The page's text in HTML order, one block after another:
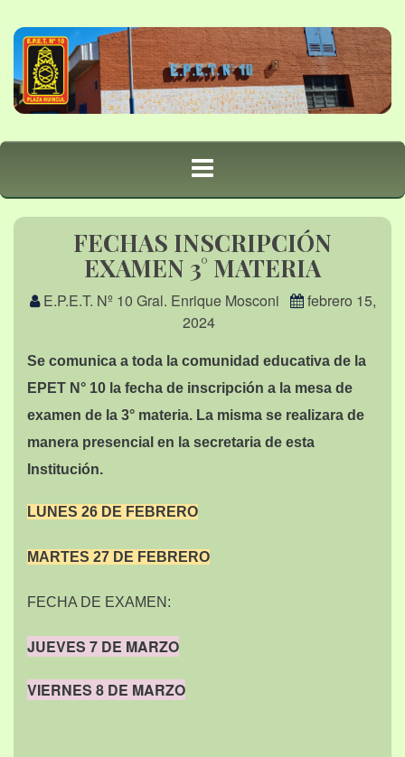
FECHAS INSCRIPCIÓN
EXAMEN 3° MATERIA
E.P.E.T. Nº 10 Gral. Enrique Mosconi
febrero 15,
2024
Se comunica a toda la comunidad educativa de la
EPET N° 10 la fecha de inscripción a la mesa de
examen de la 3° materia. La misma se realizara de
manera presencial en la secretaria de esta
Institución.
LUNES 26 DE FEBRERO
MARTES 27 DE FEBRERO
FECHA DE EXAMEN:
JUEVES 7 DE MARZO
VIERNES 8 DE MARZO